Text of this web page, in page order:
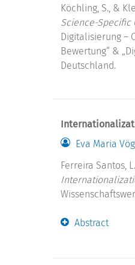
Köchling, S., &
Science-Specific
Digitalisierung –
Bewertung“ &
Deutschland.
Eva Maria
Ferreira Santos,
Abstract